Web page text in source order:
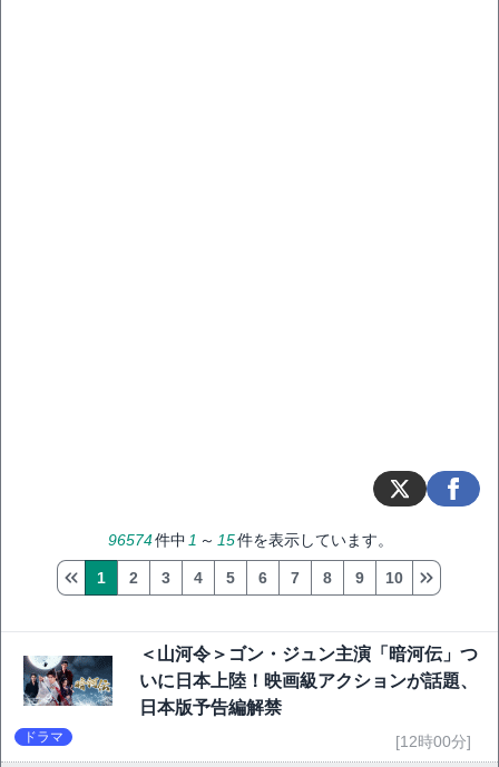
96574件中 1 ～ 15件を表示しています。
1 2 3 4 5 6 7 8 9 10
＜山河令＞ゴン・ジュン主演「暗河伝」つ
いに日本上陸！映画級アクションが話題、
日本版予告編解禁
ドラマ [12時00分]